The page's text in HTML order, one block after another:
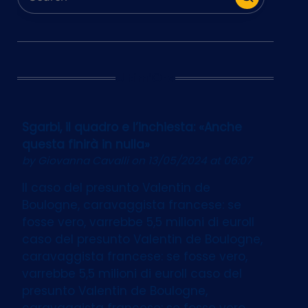
Ultim’Ora
Sgarbi, il quadro e l’inchiesta: «Anche
questa finirà in nulla»
by Giovanna Cavallion 13/05/2024 at 06:07
Il caso del presunto Valentin de
Boulogne, caravaggista francese: se
fosse vero, varrebbe 5,5 milioni di euroIl
caso del presunto Valentin de Boulogne,
caravaggista francese: se fosse vero,
varrebbe 5,5 milioni di euroIl caso del
presunto Valentin de Boulogne,